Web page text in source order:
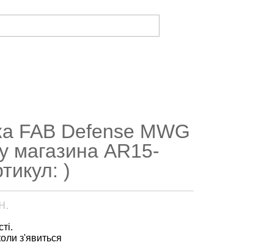
FAB Defense MWG
магазина AR15-
)
з'явиться